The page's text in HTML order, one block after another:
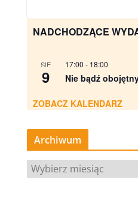
NADCHODZĄCE
SIE
9
17:00 - 18:00
Nie bądź
ZOBACZ KALENDARZ
Archiwum
A
r